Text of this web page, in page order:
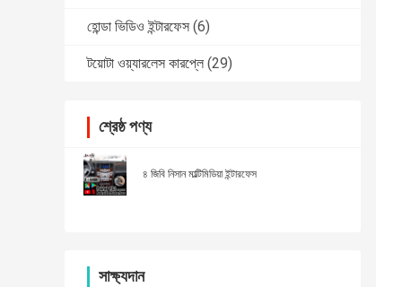
হোন্ডা ভিডিও ইন্টারফেস (6)
টয়োটা ওয়্যারলেস কারপ্লে (29)
শ্রেষ্ঠ পণ্য
৪ জিবি নিসান মাল্টিমিডিয়া ইন্টারফেস
সাক্ষ্যদান